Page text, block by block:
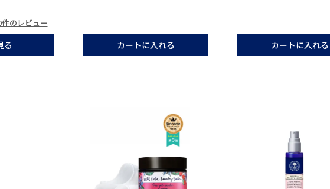
件のレビュー
る カートに入れる カートに入れる